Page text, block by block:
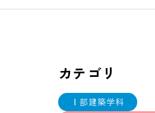
カテゴリ
Ⅰ部建築学科